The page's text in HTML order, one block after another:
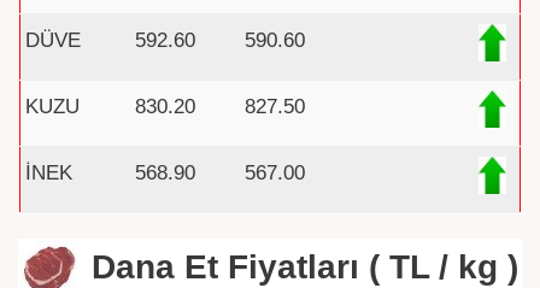
DÜVE 592.60 590.60
KUZU 830.20 827.50
İNEK 568.90 567.00
Dana Et Fiyatları ( TL / kg )